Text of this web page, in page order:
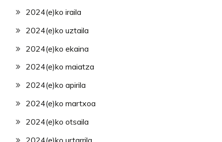
2024(e)ko iraila
2024(e)ko uztaila
2024(e)ko ekaina
2024(e)ko maiatza
2024(e)ko apirila
2024(e)ko martxoa
2024(e)ko otsaila
2024(e)ko urtarrila